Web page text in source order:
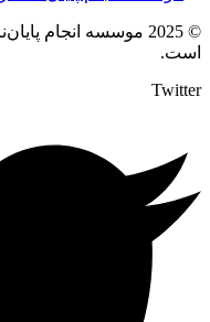
© 2025 موسسه انجام
است.
Twitter